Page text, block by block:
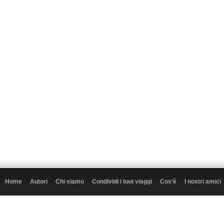
Home Autori Chi siamo Condividi i tuoi viaggi Cos’è I nostri amici